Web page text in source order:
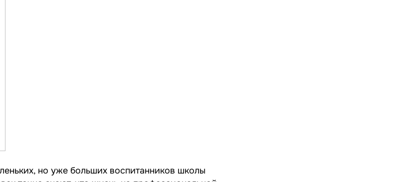
но уже больших воспитанников школы